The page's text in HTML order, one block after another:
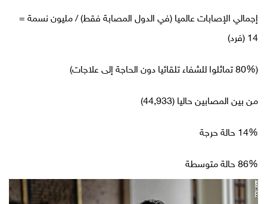
إجمالي الإصابات عالميا (في الدول المصابة فقط) / مليون نسمة =
14 (فرد)
(80% تماثلوا للشفاء تلقائيا دون الحاجة إلى علاجات)
من بين المصابين حاليا (44,933)
14% حالة حرجة
86% حالة متوسطة